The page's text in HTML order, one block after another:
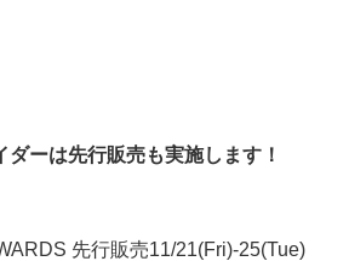
ーは先行販売も実施します！
先行販売11/21(Fri)-25(Tue)